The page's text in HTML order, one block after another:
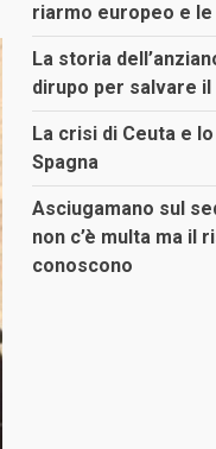
riarmo europeo e
La storia
dirupo per salvare
La crisi di Ceuta e
Spagna
Asciugamano sul
non c’è multa ma il
conoscono